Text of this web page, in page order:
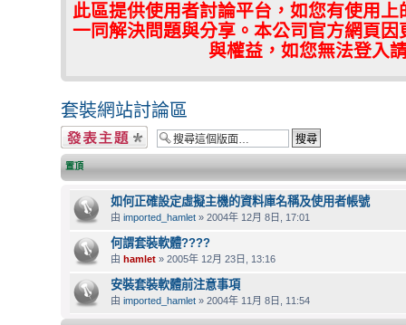
此區提供使用者討論平台，如您有使用
一同解決問題與分享。本公司官方網頁
與權益，如您無法登入
套裝網站討論區
發表新主題
置頂
如何正確設定虛擬主機的資料庫名稱及使用者帳號
由 imported_hamlet » 2004年 12月 8日, 17:01
何謂套裝軟體????
由 hamlet » 2005年 12月 23日, 13:16
安裝套裝軟體前注意事項
由 imported_hamlet » 2004年 11月 8日, 11:54